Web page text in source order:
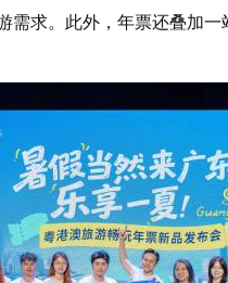
求。此外，年票还叠加